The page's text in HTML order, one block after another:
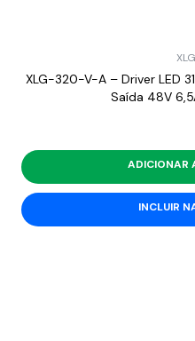
XLG-320-V-A – Driver LED
Saída 48V
ADICIONAR
INCLUIR